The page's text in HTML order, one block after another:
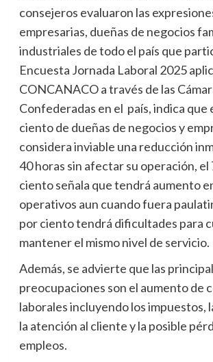
consejeros evaluaron las
empresarias, dueñas de negocios
industriales de todo el país que
Encuesta Jornada Laboral 2025
CONCANACO a través de las
Confederadas en el país, indica que
ciento de dueñas de negocios y
considera inviable una reducción
40 horas sin afectar su operación, el
ciento señala que tendrá aumento
operativos aun cuando fuera
por ciento tendrá dificultades para
mantener el mismo nivel de servicio.
Además, se advierte que las
preocupaciones son el aumento de
laborales incluyendo los impuestos,
la atención al cliente y la posible
empleos.